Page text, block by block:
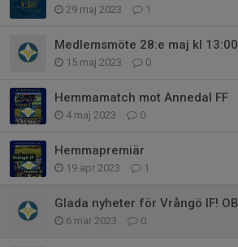
29 maj 2023 1
Medlemsmöte 28:e maj kl 13:00
15 maj 2023 0
Hemmamatch mot Annedal FF
4 maj 2023 0
Hemmapremiär
19 apr 2023 1
6 mar 2023 0